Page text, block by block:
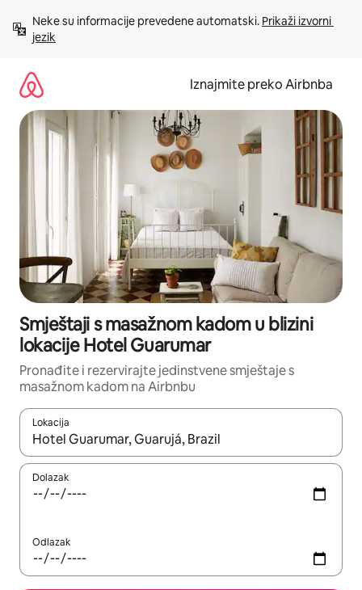
sadržaj
Neke su informacije prevedene automatski. Prikaži izvorni
jezik
Iznajmite preko Airbnba
Smještaji s masažnom kadom u blizini
lokacije Hotel Guarumar
Pronađite i rezervirajte jedinstvene smještaje s
masažnom kadom na Airbnbu
Lokacija
Kada budu dostupni rezultati, moći ćete ih pregledati
Dolazak
Odlazak